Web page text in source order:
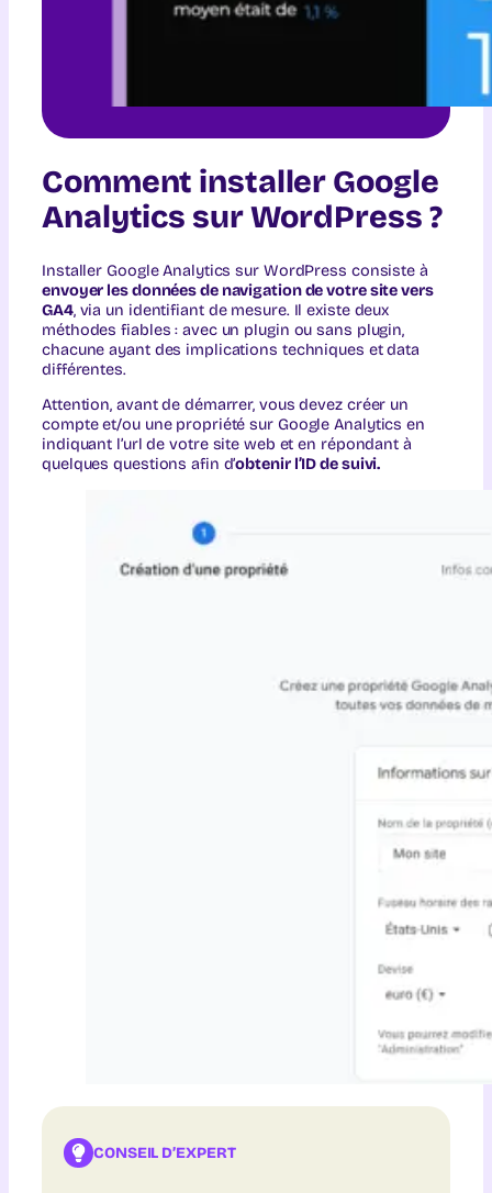
Comment installer Google
Analytics sur WordPress ?
Installer Google Analytics sur WordPress consiste à
envoyer les données de navigation de votre site vers
GA4, via un identifiant de mesure. Il existe deux
méthodes fiables : avec un plugin ou sans plugin,
chacune ayant des implications techniques et data
différentes.
Attention, avant de démarrer, vous devez créer un
compte et/ou une propriété sur Google Analytics en
indiquant l’url de votre site web et en répondant à
quelques questions afin d’obtenir l’ID de suivi.
CONSEIL D’EXPERT